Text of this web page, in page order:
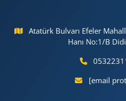
Atatürk Bulvarı Efeler
Hanı No:1/B
[email